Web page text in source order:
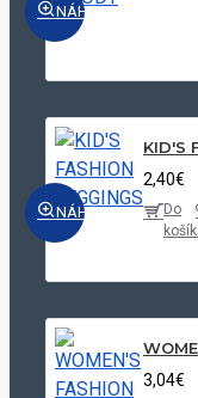
NÁHĽAD
NÁHĽAD
KID'S
2,40€
Do
3,04€